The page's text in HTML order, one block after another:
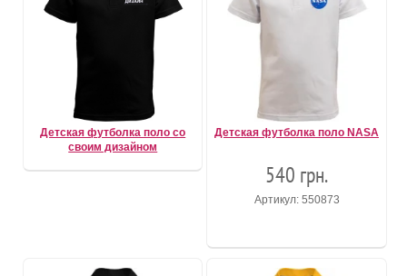
Детская футболка поло со
своим дизайном
Детская футболка поло NASA
540 грн.
Артикул: 550873